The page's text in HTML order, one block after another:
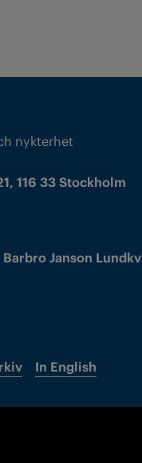
nykterhet
116 33 Stockholm
Janson
In English